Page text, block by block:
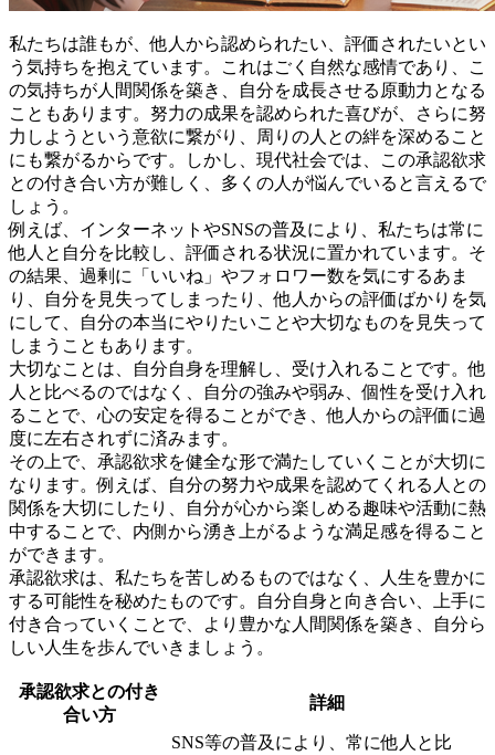
私たちは誰もが、他人から認められたい、評価されたいとい
う気持ちを抱えています。これはごく自然な感情であり、こ
の気持ちが人間関係を築き、自分を成長させる原動力となる
こともあります。努力の成果を認められた喜びが、さらに努
力しようという意欲に繋がり、周りの人との絆を深めること
にも繋がるからです。
しかし、現代社会では、この承認欲求
との付き合い方が難しく、多くの人が悩んでいる と言えるで
しょう。
例えば、インターネットやSNSの普及により、私たちは常に
他人と自分を比較し、評価される状況に置かれています。そ
の結果、過剰に「いいね」やフォロワー数を気にするあま
り、自分を見失ってしまったり、他人からの評価ばかりを気
にして、自分の本当にやりたいことや大切なものを見失って
しまうこともあります。
大切なことは、自分自身を理解し、受け入れること です。他
人と比べるのではなく、自分の強みや弱み、個性を受け入れ
ることで、心の安定を得ることができ、他人からの評価に過
度に左右されずに済みます。
その上で、承認欲求を健全な形で満たしていくことが大切に
なります。例えば、自分の努力や成果を認めてくれる人との
関係を大切にしたり、自分が心から楽しめる趣味や活動に熱
中することで、内側から湧き上がるような満足感を得ること
ができます。
承認欲求は、私たちを苦しめるものではなく、人生を豊かに
する可能性を秘めたものです。自分自身と向き合い、上手に
付き合っていくことで、より豊かな人間関係を築き、自分ら
しい人生を歩んでいきましょう。
承認欲求との付き
合い方
詳細
SNS等の普及により、常に他人と比